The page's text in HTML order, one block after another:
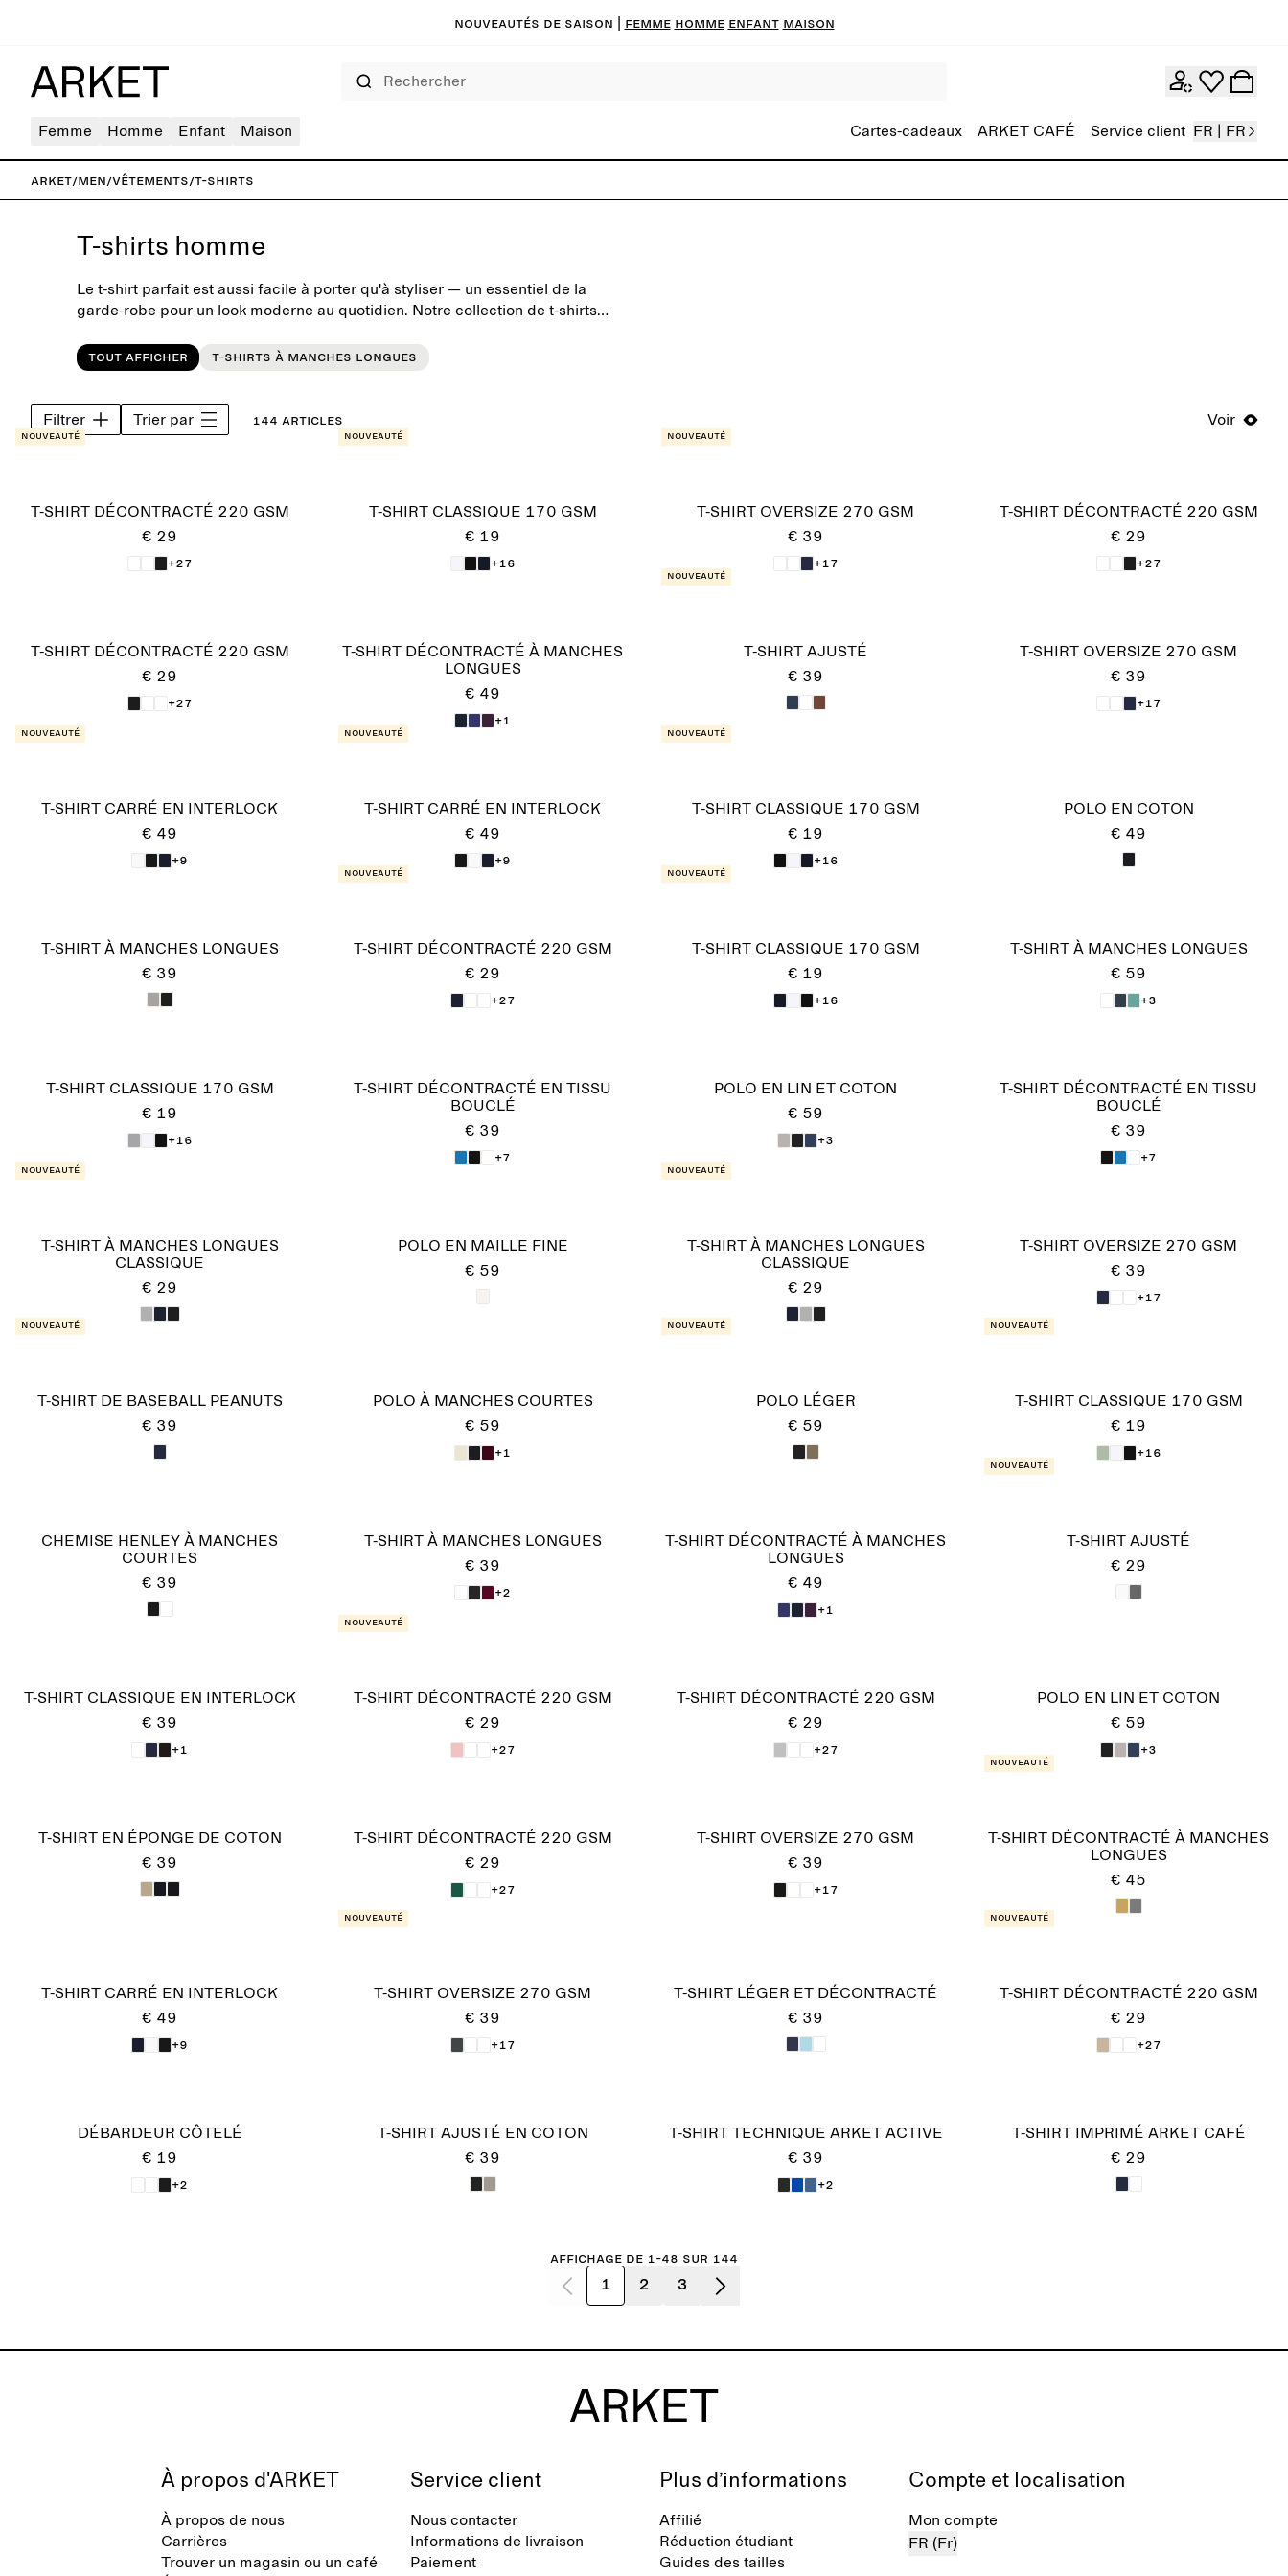
Nouveautés de saison FEMME HOMME ENFANT MAISON
Femme Homme Enfant Maison Cartes-cadeaux ARKET CAFÉ Service client FR | FR
ARKET/Men/Vêtements/T-shirts
T-shirts homme
Le t-shirt parfait est aussi facile à porter qu'à styliser — un essentiel de la
garde-robe pour un look moderne au quotidien. Notre collection de t-shirts
caractère intemporel. Disponibles dans des teintes neutres et les couleurs de
la saison, les styles classiques à col rond et à col en V sont combinés avec des
look intemporel, combinez-les avec un pantalon élégant ou portez-les sous une
chemise ou un blazer.
Tout afficher T-shirts à manches longues
Filtrer Trier par 144 articles Voir
Nouveauté
T-SHIRT DÉCONTRACTÉ 220 GSM
€ 29
+27
Nouveauté
T-SHIRT CLASSIQUE 170 GSM
€ 19
+16
Nouveauté
T-SHIRT OVERSIZE 270 GSM
€ 39
+17
T-SHIRT DÉCONTRACTÉ 220 GSM
€ 29
+27
T-SHIRT DÉCONTRACTÉ 220 GSM
€ 29
+27
T-SHIRT DÉCONTRACTÉ À MANCHES
LONGUES
€ 49
+1
Nouveauté
T-SHIRT AJUSTÉ
€ 39
T-SHIRT OVERSIZE 270 GSM
€ 39
+17
Nouveauté
T-SHIRT CARRÉ EN INTERLOCK
€ 49
+9
Nouveauté
T-SHIRT CARRÉ EN INTERLOCK
€ 49
+9
Nouveauté
T-SHIRT CLASSIQUE 170 GSM
€ 19
+16
POLO EN COTON
€ 49
T-SHIRT À MANCHES LONGUES
€ 39
Nouveauté
T-SHIRT DÉCONTRACTÉ 220 GSM
€ 29
+27
Nouveauté
T-SHIRT CLASSIQUE 170 GSM
€ 19
+16
T-SHIRT À MANCHES LONGUES
€ 59
+3
T-SHIRT CLASSIQUE 170 GSM
€ 19
+16
T-SHIRT DÉCONTRACTÉ EN TISSU
BOUCLÉ
€ 39
+7
POLO EN LIN ET COTON
€ 59
+3
T-SHIRT DÉCONTRACTÉ EN TISSU
BOUCLÉ
€ 39
+7
Nouveauté
T-SHIRT À MANCHES LONGUES
CLASSIQUE
€ 29
POLO EN MAILLE FINE
€ 59
Nouveauté
T-SHIRT À MANCHES LONGUES
CLASSIQUE
€ 29
T-SHIRT OVERSIZE 270 GSM
€ 39
+17
Nouveauté
T-SHIRT DE BASEBALL PEANUTS
€ 39
POLO À MANCHES COURTES
€ 59
+1
Nouveauté
POLO LÉGER
€ 59
Nouveauté
T-SHIRT CLASSIQUE 170 GSM
€ 19
+16
CHEMISE HENLEY À MANCHES
COURTES
€ 39
T-SHIRT À MANCHES LONGUES
€ 39
+2
T-SHIRT DÉCONTRACTÉ À MANCHES
LONGUES
€ 49
+1
Nouveauté
T-SHIRT AJUSTÉ
€ 29
T-SHIRT CLASSIQUE EN INTERLOCK
€ 39
+1
Nouveauté
T-SHIRT DÉCONTRACTÉ 220 GSM
€ 29
+27
T-SHIRT DÉCONTRACTÉ 220 GSM
€ 29
+27
POLO EN LIN ET COTON
€ 59
+3
T-SHIRT EN ÉPONGE DE COTON
€ 39
T-SHIRT DÉCONTRACTÉ 220 GSM
€ 29
+27
T-SHIRT OVERSIZE 270 GSM
€ 39
+17
Nouveauté
T-SHIRT DÉCONTRACTÉ À MANCHES
LONGUES
€ 45
T-SHIRT CARRÉ EN INTERLOCK
€ 49
+9
Nouveauté
T-SHIRT OVERSIZE 270 GSM
€ 39
+17
T-SHIRT LÉGER ET DÉCONTRACTÉ
€ 39
Nouveauté
T-SHIRT DÉCONTRACTÉ 220 GSM
€ 29
+27
DÉBARDEUR CÔTELÉ
€ 19
+2
T-SHIRT AJUSTÉ EN COTON
€ 39
T-SHIRT TECHNIQUE ARKET ACTIVE
€ 39
+2
T-SHIRT IMPRIMÉ ARKET CAFÉ
€ 29
Affichage de 1-48 sur 144
1 2 3
À propos d'ARKET
À propos de nous
Carrières
Trouver un magasin ou un café
Service client
Nous contacter
Informations de livraison
Paiement
Plus d’informations
Affilié
Réduction étudiant
Guides des tailles
Compte et localisation
Mon compte
FR (Fr)